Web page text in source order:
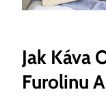
Jak Káva
Furolinu